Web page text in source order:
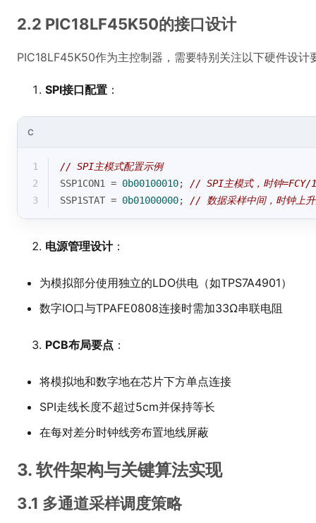
2.2 PIC18LF45K50的接口设计
PIC18LF45K50作为主控制器，需要特别关注以下硬件设计
SPI接口配置 ：
C
1
// SPI主模式配置示例
2
SSP1CON1 = 0b00100010; // SPI主模式，时钟=FCY/
3
SSP1STAT = 0b01000000; // 数据采样中间，时钟上
电源管理设计：
为模拟部分使用独立的LDO供电（如TPS7A4901）
数字IO口与TPAFE0808连接时需加33Ω串联电阻
PCB布局要点 ：
将模拟地和数字地在芯片下方单点连接
SPI走线长度不超过5cm并保持等长
在每对差分时钟线旁布置地线屏蔽
3. 软件架构与关键算法实现
3.1 多通道采样调度策略